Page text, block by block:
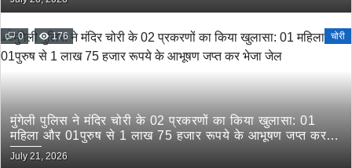
0 176 चोरी
मुंगेली पुलिस ने मंदिर चोरी के 02 प्रकरणों का किया खुलासा: 01
महिला और 01पुरुष से 1 लाख 75 हजार रूपये के आभूषण जप्त कर
भेजा जेल
July 21, 2026